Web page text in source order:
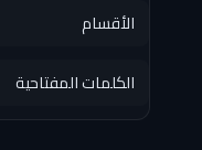
الأقسام
الكلمات المفتاحية